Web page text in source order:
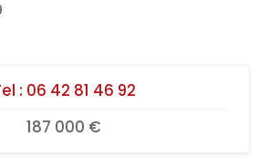
: 06 42 81 46 92
187 000 €